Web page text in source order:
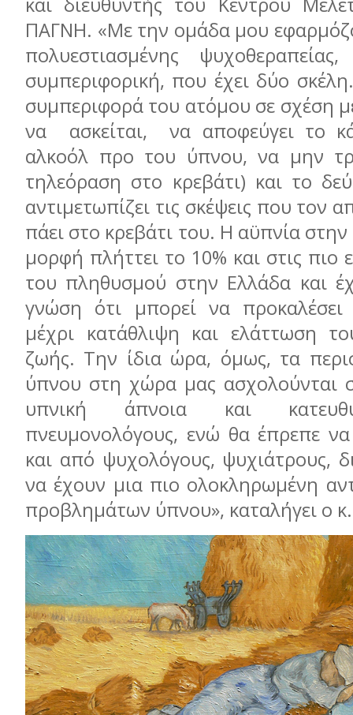
ΠΑΓΝΗ. «Με την ομάδα μου
πολυεστιασμένης
συμπεριφορική, που έχει δύο
συμπεριφορά του ατόμου σε σχέση
να ασκείται, να αποφεύγει το
αλκοόλ προ του ύπνου, να μην
τηλεόραση στο κρεβάτι) και το
αντιμετωπίζει τις σκέψεις που τον
πάει στο κρεβάτι του. Η αϋπνία
μορφή πλήττει το 10% και στις πιο
του πληθυσμού στην Ελλάδα και
γνώση ότι μπορεί να
μέχρι κατάθλιψη και ελάττωση
ζωής. Την ίδια ώρα, όμως, τα
ύπνου στη χώρα μας ασχολούνται
υπνική άπνοια και
πνευμονολόγους, ενώ θα έπρεπε να
και από ψυχολόγους, ψυχιάτρους,
να έχουν μια πιο ολοκληρωμένη
προβλημάτων ύπνου», καταλήγει ο